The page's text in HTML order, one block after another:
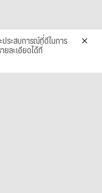
ระสบการณ์ที่ดีในการ
ละเอียดได้ที่